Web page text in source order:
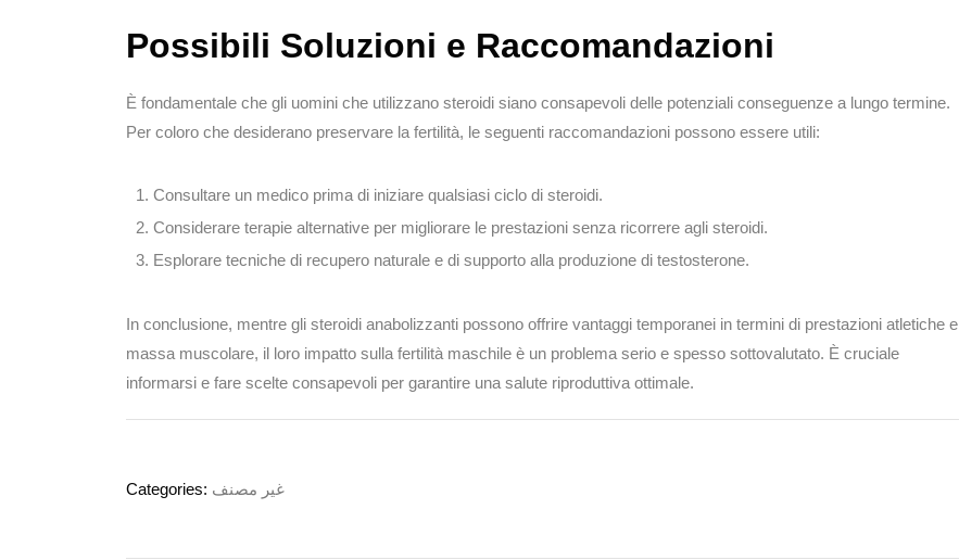
Possibili Soluzioni e Raccomandazioni
È fondamentale che gli uomini che utilizzano steroidi siano consapevoli delle potenziali conseguenze a lungo termine.
Per coloro che desiderano preservare la fertilità, le seguenti raccomandazioni possono essere utili:
Consultare un medico prima di iniziare qualsiasi ciclo di steroidi.
Considerare terapie alternative per migliorare le prestazioni senza ricorrere agli steroidi.
Esplorare tecniche di recupero naturale e di supporto alla produzione di testosterone.
In conclusione, mentre gli steroidi anabolizzanti possono offrire vantaggi temporanei in termini di prestazioni atletiche e
massa muscolare, il loro impatto sulla fertilità maschile è un problema serio e spesso sottovalutato. È cruciale
informarsi e fare scelte consapevoli per garantire una salute riproduttiva ottimale.
Categories: غير مصنف